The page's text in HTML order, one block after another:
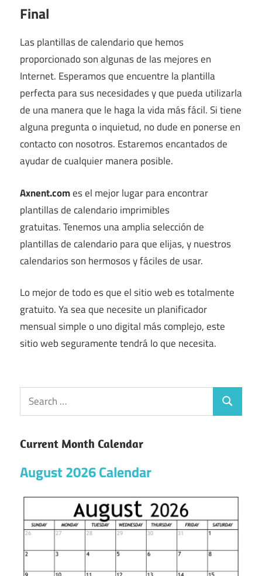
Final
Las plantillas de calendario que hemos
proporcionado son algunas de las mejores en
Internet. Esperamos que encuentre la plantilla
perfecta para sus necesidades y que pueda utilizarla
de una manera que le haga la vida más fácil. Si tiene
alguna pregunta o inquietud, no dude en ponerse en
contacto con nosotros. Estaremos encantados de
ayudar de cualquier manera posible.
Axnent.comes el mejor lugar para encontrar
plantillas de calendario imprimibles
gratuitas. Tenemos una amplia selección de
plantillas de calendario para que elijas, y nuestros
calendarios son hermosos y fáciles de usar.
Lo mejor de todo es que el sitio web es totalmente
gratuito. Ya sea que necesite un planificador
mensual simple o uno digital más complejo, este
sitio web seguramente tendrá lo que necesita.
Current Month Calendar
August 2026 Calendar